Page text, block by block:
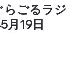
らごるラジ
月19日